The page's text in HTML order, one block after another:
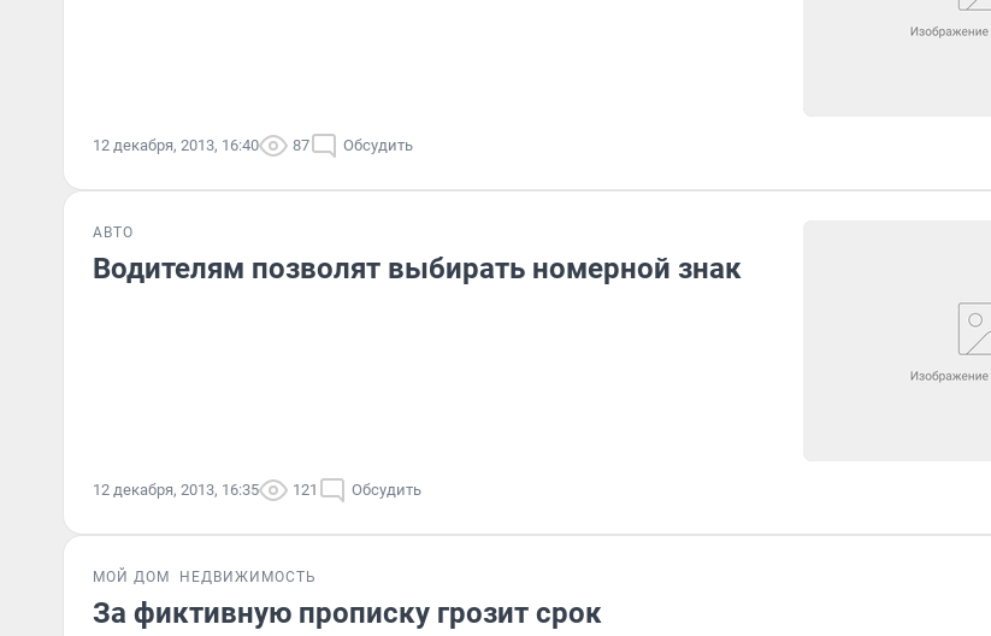
12 декабря, 2013, 16:40 87 Обсудить
АВТО
Водителям позволят выбирать номерной знак
12 декабря, 2013, 16:35 121 Обсудить
МОЙ ДОМ НЕДВИЖИМОСТЬ
За фиктивную прописку грозит срок